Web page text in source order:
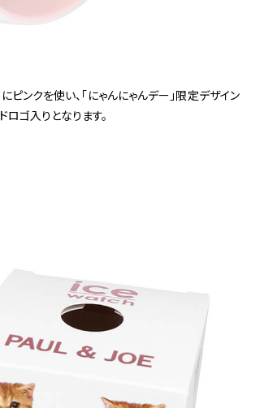
ピンクを使い、「にゃんにゃんデー」限定デザイン
ゴ入りとなります。